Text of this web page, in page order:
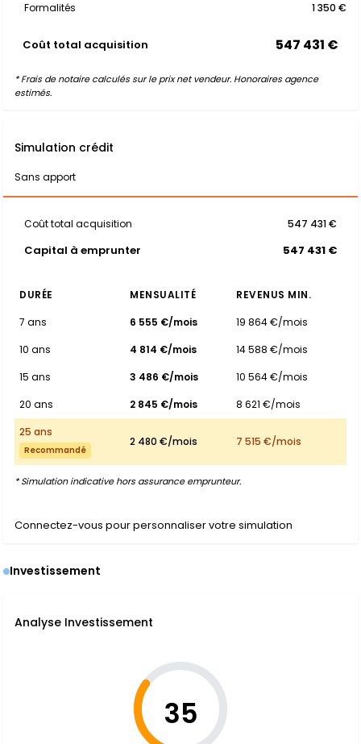
Formalités
1 350 €
Coût total acquisition 547 431 €
* Frais de notaire calculés sur le prix net vendeur. Honoraires agence
estimés.
Simulation crédit
Sans apport
Coût total acquisition 547 431 €
Capital à emprunter 547 431 €
DURÉE MENSUALITÉ
REVENUS MIN.
7 ans
6 555 €/mois
19 864 €/mois
10 ans
4 814 €/mois
14 588 €/mois
15 ans
3 486 €/mois
10 564 €/mois
20 ans
2 845 €/mois
8 621 €/mois
25 ans
Recommandé
2 480 €/mois 7 515 €/mois
* Simulation indicative hors assurance emprunteur.
Connectez-vous pour personnaliser votre simulation
Investissement
Analyse Investissement
35